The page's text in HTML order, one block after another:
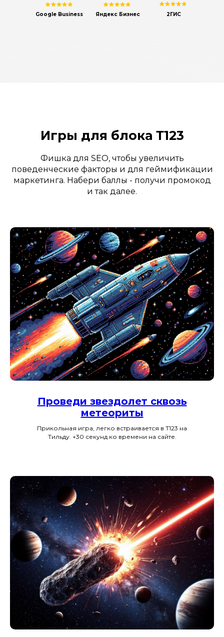
Google Business Яндекс Бизнес 2ГИС
Игры для блока Т123
Фишка для SEO, чтобы увеличить
поведенческие факторы и для геймификации
маркетинга. Набери баллы - получи промокод
и так далее.
Проведи звездолет сквозь
метеориты
Прикольная игра, легко встраивается в Т123 на
Тильду. +30 секунд ко времени на сайте.